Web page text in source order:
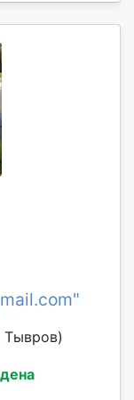
Тывров)